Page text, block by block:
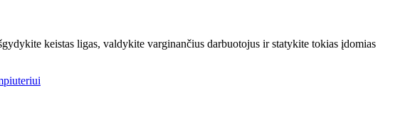
keistas ligas, valdykite varginančius darbuotojus ir statykite tokias įdomias